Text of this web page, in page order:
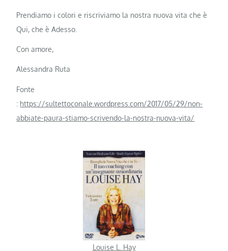
Prendiamo i colori e riscriviamo la nostra nuova vita che è
Qui, che è Adesso.
Con amore,
Alessandra Ruta
Fonte
: https://sultettoconale.wordpress.com/2017/05/29/non-
abbiate-paura-stiamo-scrivendo-la-nostra-nuova-vita/
Louise L. Hay